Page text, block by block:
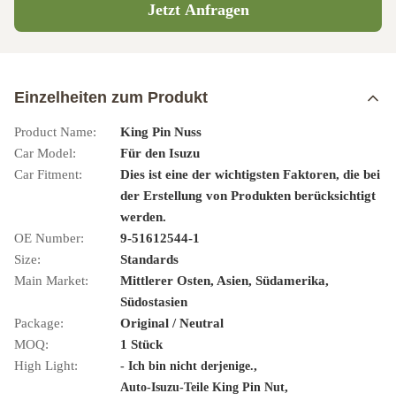
Jetzt Anfragen
Einzelheiten zum Produkt
Product Name:
King Pin Nuss
Car Model:
Für den Isuzu
Car Fitment:
Dies ist eine der wichtigsten Faktoren, die bei
der Erstellung von Produkten berücksichtigt
werden.
OE Number:
9-51612544-1
Size:
Standards
Main Market:
Mittlerer Osten, Asien, Südamerika,
Südostasien
Package:
Original / Neutral
MOQ:
1 Stück
High Light:
- Ich bin nicht derjenige.,
Auto-Isuzu-Teile King Pin Nut,